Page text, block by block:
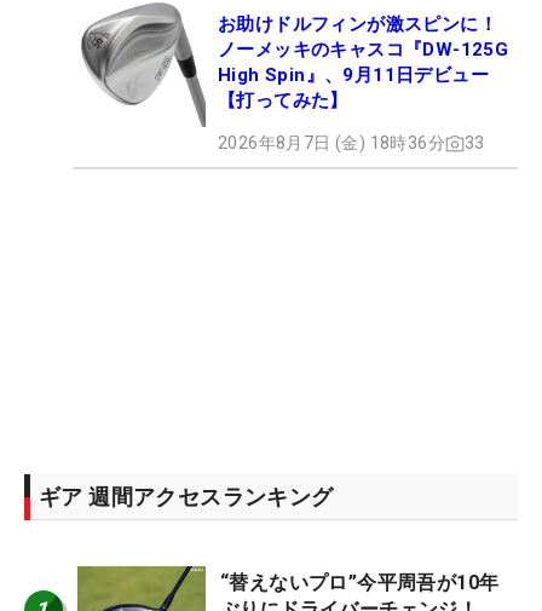
お助けドルフィンが激スピンに！
ノーメッキのキャスコ『DW-125G
High Spin』、9月11日デビュー
【打ってみた】
2026年8月7日 (金) 18時36分 33
ギア 週間アクセスランキング
“替えないプロ”今平周吾が10年